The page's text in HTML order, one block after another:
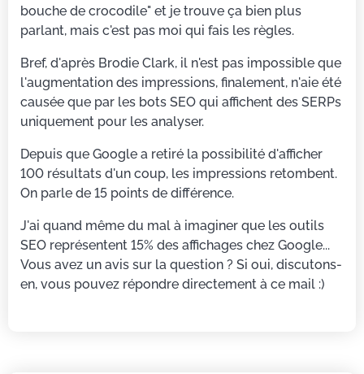
bouche de crocodile" et je trouve ça bien plus
parlant, mais c'est pas moi qui fais les règles.
Bref, d'après Brodie Clark, il n'est pas impossible que
l'augmentation des impressions, finalement, n'aie été
causée que par les bots SEO qui affichent des SERPs
uniquement pour les analyser.
Depuis que Google a retiré la possibilité d'afficher
100 résultats d'un coup, les impressions retombent.
On parle de 15 points de différence.
J'ai quand même du mal à imaginer que les outils
SEO représentent 15% des affichages chez Google...
Vous avez un avis sur la question ? Si oui, discutons-
en, vous pouvez répondre directement à ce mail :)